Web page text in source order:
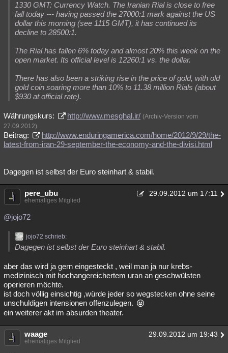
1330 GMT: Currency Watch. The Iranian Rial is close to free
fall today --- having passed the 27000:1 mark against the US
dollar this morning (see 1115 GMT), it has continued its
decline to 28500:1.
The Rial has fallen 6% today and almost 20% this week on the
open market. Its official level is 12260:1 vs. the dollar.
There has also been a striking rise in the price of gold, with old
gold coin soaring more than 10% to 11.38 million Rials (about
$930 at official rate).
Währungskurs: http://www.mesghal.ir/ (Archiv-Version vom
27.09.2012)
Beitrag:
http://www.enduringamerica.com/home/2012/9/29/the-
latest-from-iran-29-september-the-economy-and-the-divisi.html
Dagegen ist selbst der Euro steinhart & stabil.
pere_ubu 29.09.2012 um 17:11
ehemaliges Mitglied
@jojo72
jojo72 schrieb:
Dagegen ist selbst der Euro steinhart & stabil.
aber das wird ja gern eingesteckt , weil man ja nur krebs-
medizinisch mit hochangereichertem uran an geschwülsten
operieren möchte.
ist doch völlig einsichtig ,würde jeder so wegstecken ohne seine
unschuldigen intensionen offenzulegen.
ein weiterer akt im absurden theater.
waage 29.09.2012 um 19:43
ehemaliges Mitglied